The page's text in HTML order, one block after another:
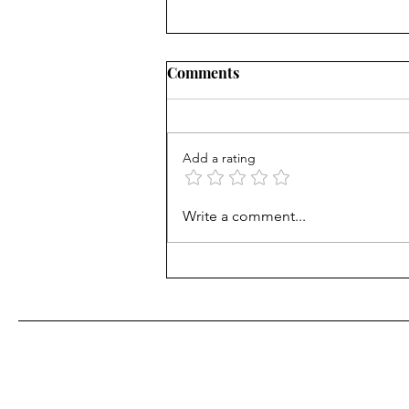
वाणी समाजामधील "सामाजिक उत्क्रांती
समाजामधील "सामाजिक उत्क्रांती व
परिवर्तन" इ.स.१९३० च्या सुमारास...
Comments
Add a rating
Write a comment...